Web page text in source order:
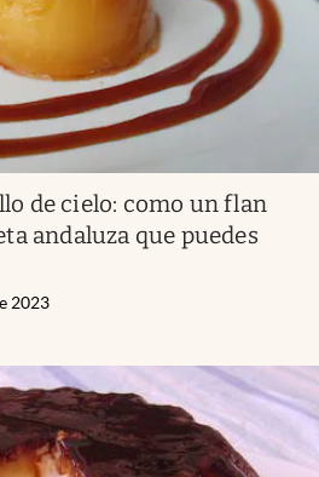
de cielo: como un flan
andaluza que puedes
2023